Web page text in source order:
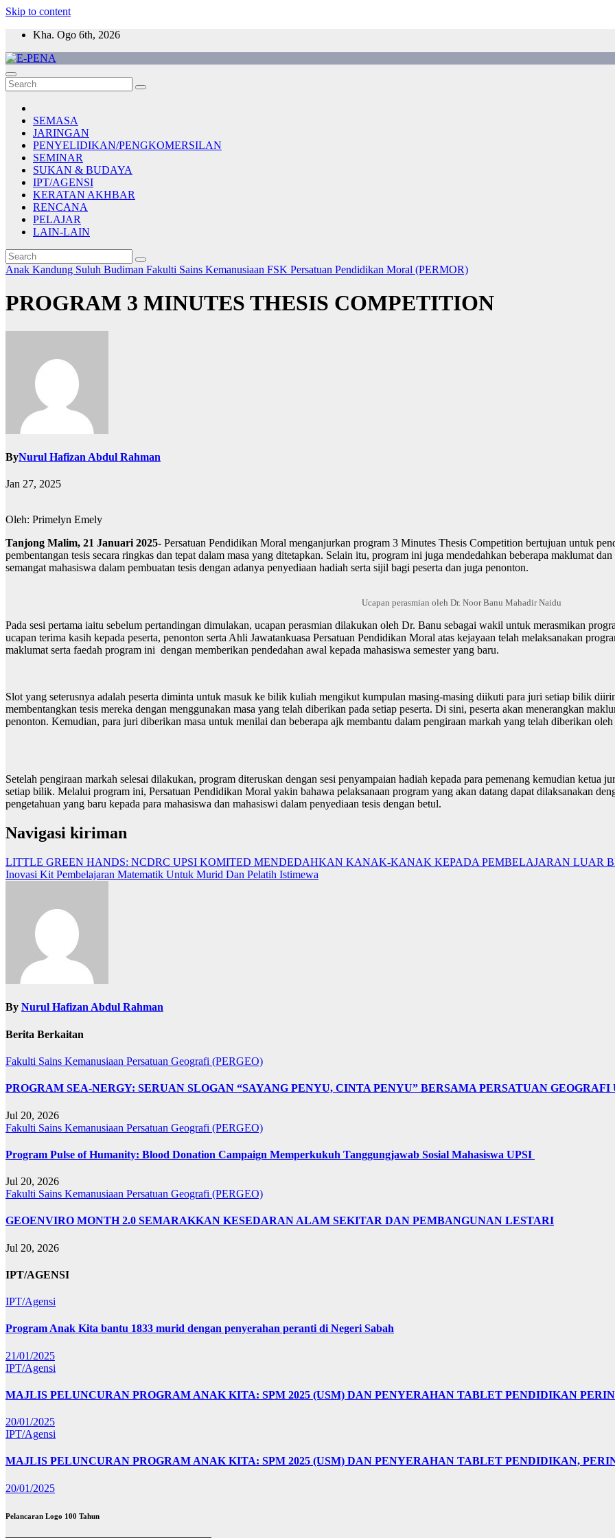
Skip to content
Kha. Ogo 6th, 2026
E-PENA
Berita Digital Terkini
SEMASA
JARINGAN
PENYELIDIKAN/PENGKOMERSILAN
SEMINAR
SUKAN & BUDAYA
IPT/AGENSI
KERATAN AKHBAR
RENCANA
PELAJAR
LAIN-LAIN
Anak Kandung Suluh Budiman Fakulti Sains Kemanusiaan FSK Persatuan Pendidikan Moral (PERMOR)
PROGRAM 3 MINUTES THESIS COMPETITION
ByNurul Hafizan Abdul Rahman
Jan 27, 2025
Oleh: Primelyn Emely
Tanjong Malim, 21 Januari 2025- Persatuan Pendidikan Moral menganjurkan program 3 Minutes Thesis Competition bertujuan untuk
pembentangan tesis secara ringkas dan tepat dalam masa yang ditetapkan. Selain itu, program ini juga mendedahkan beberapa maklumat
semangat mahasiswa dalam pembuatan tesis dengan adanya penyediaan hadiah serta sijil bagi peserta dan juga penonton.
Ucapan perasmian oleh Dr. Noor Banu Mahadir Naidu
Pada sesi pertama iaitu sebelum pertandingan dimulakan, ucapan perasmian dilakukan oleh Dr. Banu sebagai wakil untuk merasmikan
ucapan terima kasih kepada peserta, penonton serta Ahli Jawatankuasa Persatuan Pendidikan Moral atas kejayaan telah melaksanakan
maklumat serta faedah program ini dengan memberikan pendedahan awal kepada mahasiswa semester yang baru.
Slot yang seterusnya adalah peserta diminta untuk masuk ke bilik kuliah mengikut kumpulan masing-masing diikuti para juri setiap bilik
membentangkan tesis mereka dengan menggunakan masa yang telah diberikan pada setiap peserta. Di sini, peserta akan menerangkan
penonton. Kemudian, para juri diberikan masa untuk menilai dan beberapa ajk membantu dalam pengiraan markah yang telah diberikan
Setelah pengiraan markah selesai dilakukan, program diteruskan dengan sesi penyampaian hadiah kepada para pemenang kemudian
setiap bilik. Melalui program ini, Persatuan Pendidikan Moral yakin bahawa pelaksanaan program yang akan datang dapat dilaksanakan
pengetahuan yang baru kepada para mahasiswa dan mahasiswi dalam penyediaan tesis dengan betul.
Navigasi kiriman
LITTLE GREEN HANDS: NCDRC UPSI KOMITED MENDEDAHKAN KANAK-KANAK KEPADA PEMBELAJARAN LUAR
Inovasi Kit Pembelajaran Matematik Untuk Murid Dan Pelatih Istimewa
By Nurul Hafizan Abdul Rahman
Berita Berkaitan
Fakulti Sains Kemanusiaan Persatuan Geografi (PERGEO)
PROGRAM SEA-NERGY: SERUAN SLOGAN “SAYANG PENYU, CINTA PENYU” BERSAMA PERSATUAN GEOGRAFI
Jul 20, 2026
Fakulti Sains Kemanusiaan Persatuan Geografi (PERGEO)
Program Pulse of Humanity: Blood Donation Campaign Memperkukuh Tanggungjawab Sosial Mahasiswa UPSI
Jul 20, 2026
Fakulti Sains Kemanusiaan Persatuan Geografi (PERGEO)
GEOENVIRO MONTH 2.0 SEMARAKKAN KESEDARAN ALAM SEKITAR DAN PEMBANGUNAN LESTARI
Jul 20, 2026
IPT/AGENSI
IPT/Agensi
Program Anak Kita bantu 1833 murid dengan penyerahan peranti di Negeri Sabah
21/01/2025
IPT/Agensi
MAJLIS PELUNCURAN PROGRAM ANAK KITA: SPM 2025 (USM) DAN PENYERAHAN TABLET PENDIDIKAN
20/01/2025
IPT/Agensi
MAJLIS PELUNCURAN PROGRAM ANAK KITA: SPM 2025 (USM) DAN PENYERAHAN TABLET PENDIDIKAN,
20/01/2025
Pelancaran Logo 100 Tahun